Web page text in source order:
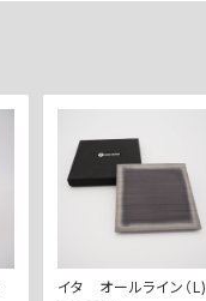
イタ オールライン（L)